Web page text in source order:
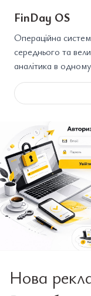
FinDay OS
Операційна
середнього та
аналітика в
Нова